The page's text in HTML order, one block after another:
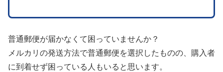
普通郵便が届かなくて困っていませんか？
メルカリの発送方法で普通郵便を選択したものの、購入者
に到着せず困っている人もいると思います。